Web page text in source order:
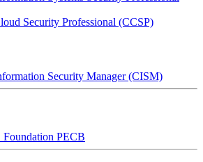
Security Professional (CCSP)
Security Manager (CISM)
Foundation PECB